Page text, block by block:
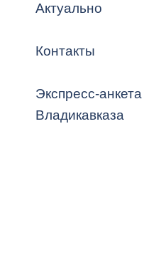
Актуально
Контакты
Экспресс-анкета
Владикавказа